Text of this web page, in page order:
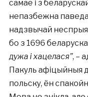
самае і з
непазбежна
надзвычай
бо з 1696
дужа і хацелася”, –
Пакуль афіцыйныя
польску, ён